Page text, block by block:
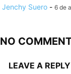
Jenchy Suero - 6 de
NO
LEAVE A REPLY